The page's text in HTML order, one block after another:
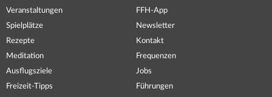
Veranstaltungen
Spielplätze
Rezepte
Meditation
Ausflugsziele
Freizeit-Tipps
FFH-App
Newsletter
Kontakt
Frequenzen
Jobs
Führungen